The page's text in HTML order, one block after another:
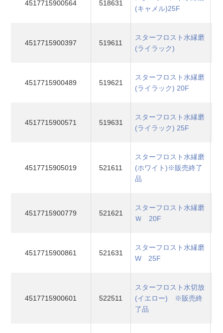
4517715900564 518631
(キャメル)25F
4517715900397 519611
スターフロスト水縁磨
(ライラック)
4517715900489 519621
スターフロスト水縁磨
(ライラック) 20F
4517715900571 519631
スターフロスト水縁磨
(ライラック) 25F
4517715905019 521611
スターフロスト水縁磨
(ホワイト)※販売終了
品
4517715900779 521621
スターフロスト水縁磨
Ｗ 20F
4517715900861 521631
スターフロスト水縁磨
W 25F
4517715900601 522511
スターフロスト水切放
(イエロー) ※販売終
了品